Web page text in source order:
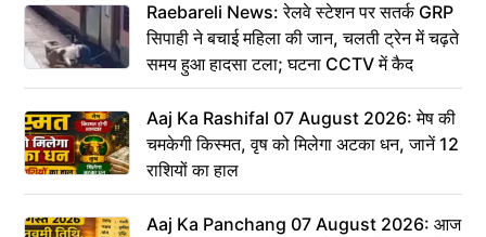
Raebareli News: रेलवे स्टेशन पर सतर्क GRP
सिपाही ने बचाई महिला की जान, चलती ट्रेन में चढ़ते
समय हुआ हादसा टला; घटना CCTV में कैद
Aaj Ka Rashifal 07 August 2026: मेष की
चमकेगी किस्मत, वृष को मिलेगा अटका धन, जानें 12
राशियों का हाल
Aaj Ka Panchang 07 August 2026: आज